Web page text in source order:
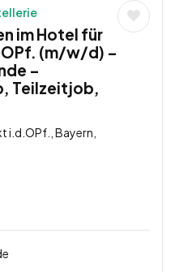
im Hotel für
(m/w/d) –
–
Teilzeitjob,
i.d.OPf., Bayern,